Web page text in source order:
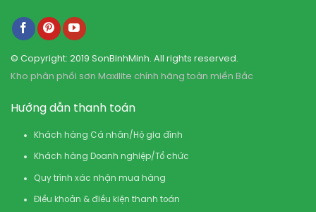
© Copyright: 2019 SonBinhMinh. All rights reserved.
Kho phân phối sơn Maxilite chính hãng toàn miền Bắc
Hướng dẫn thanh toán
Khách hàng Cá nhân/Hộ gia đình
Khách hàng Doanh nghiệp/Tổ chức
Quy trình xác nhận mua hàng
Điều khoản & điều kiện thanh toán